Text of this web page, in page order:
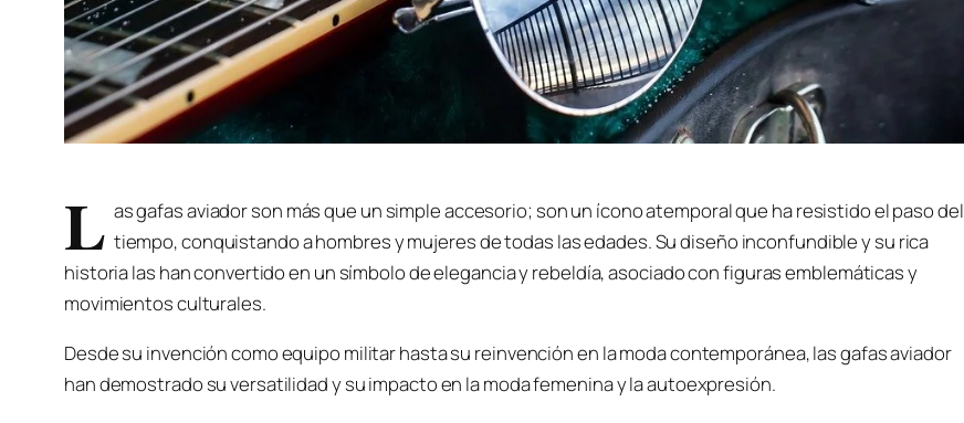
L as gafas aviador son más que un simple accesorio; son un ícono atemporal que ha resistido el paso del
tiempo, conquistando a hombres y mujeres de todas las edades. Su diseño inconfundible y su rica
historia las han convertido en un símbolo de elegancia y rebeldía, asociado con figuras emblemáticas y
movimientos culturales.
Desde su invención como equipo militar hasta su reinvención en la moda contemporánea, las gafas aviador
han demostrado su versatilidad y su impacto en la moda femenina y la autoexpresión.